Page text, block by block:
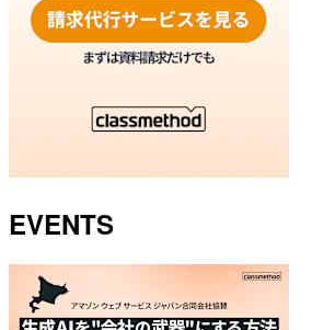
EVENTS